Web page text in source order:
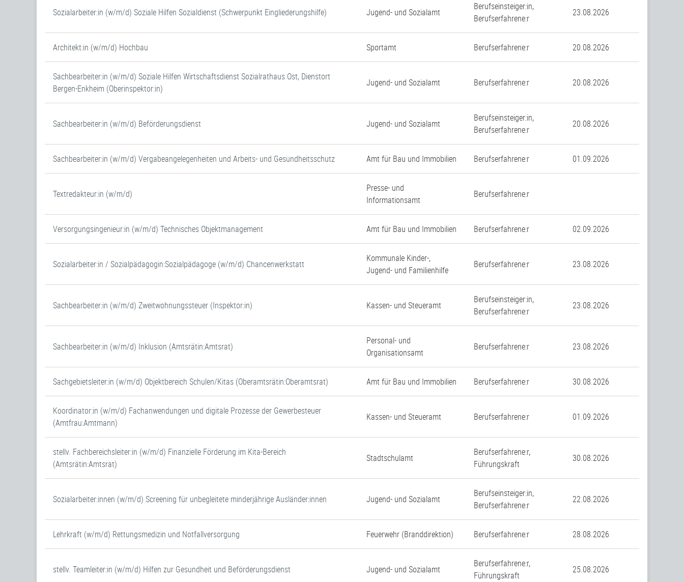
Sozialarbeiter:in (w/m/d) Soziale Hilfen Sozialdienst (Schwerpunkt Eingliederungshilfe) Jugend- und Sozialamt
Berufseinsteiger:in,
Berufserfahrene:r
23.08.2026
Architekt:in (w/m/d) Hochbau Sportamt Berufserfahrene:r 20.08.2026
Sachbearbeiter:in (w/m/d) Soziale Hilfen Wirtschaftsdienst Sozialrathaus Ost, Dienstort
Bergen-Enkheim (Oberinspektor:in)
Jugend- und Sozialamt Berufserfahrene:r 20.08.2026
Sachbearbeiter:in (w/m/d) Beförderungsdienst Jugend- und Sozialamt
Berufseinsteiger:in,
Berufserfahrene:r
20.08.2026
Sachbearbeiter:in (w/m/d) Vergabeangelegenheiten und Arbeits- und Gesundheitsschutz Amt für Bau und Immobilien Berufserfahrene:r 01.09.2026
Textredakteur:in (w/m/d)
Presse- und
Informationsamt
Berufserfahrene:r
Versorgungsingenieur:in (w/m/d) Technisches Objektmanagement Amt für Bau und Immobilien Berufserfahrene:r 02.09.2026
Sozialarbeiter:in / Sozialpädagogin:Sozialpädagoge (w/m/d) Chancenwerkstatt
Kommunale Kinder-,
Jugend- und Familienhilfe
Berufserfahrene:r 23.08.2026
Sachbearbeiter:in (w/m/d) Zweitwohnungssteuer (Inspektor:in) Kassen- und Steueramt
Berufseinsteiger:in,
Berufserfahrene:r
23.08.2026
Sachbearbeiter:in (w/m/d) Inklusion (Amtsrätin:Amtsrat)
Personal- und
Organisationsamt
Berufserfahrene:r 23.08.2026
Sachgebietsleiter:in (w/m/d) Objektbereich Schulen/Kitas (Oberamtsrätin:Oberamtsrat) Amt für Bau und Immobilien Berufserfahrene:r 30.08.2026
Koordinator:in (w/m/d) Fachanwendungen und digitale Prozesse der Gewerbesteuer
(Amtfrau:Amtmann)
Kassen- und Steueramt Berufserfahrene:r 01.09.2026
stellv. Fachbereichsleiter:in (w/m/d) Finanzielle Förderung im Kita-Bereich
(Amtsrätin:Amtsrat)
Stadtschulamt
Berufserfahrene:r,
Führungskraft
30.08.2026
Sozialarbeiter:innen (w/m/d) Screening für unbegleitete minderjährige Ausländer:innen Jugend- und Sozialamt
Berufseinsteiger:in,
Berufserfahrene:r
22.08.2026
Lehrkraft (w/m/d) Rettungsmedizin und Notfallversorgung Feuerwehr (Branddirektion) Berufserfahrene:r 28.08.2026
stellv. Teamleiter:in (w/m/d) Hilfen zur Gesundheit und Beförderungsdienst Jugend- und Sozialamt
Berufserfahrene:r,
Führungskraft
25.08.2026